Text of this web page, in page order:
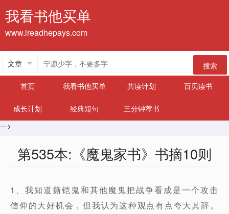
我看书他买单
www.ireadhepays.com
搜索
首页
我看书他买单 共读计划 百贝读书
成长计划 经典短句
三分钟荐书
—>
第535本:《魔鬼家书》书摘10则
1、我知道撕铠鬼和其他魔鬼把战争看成是一个攻击
信仰的大好机会，但我认为这种观点有点夸大其辞。